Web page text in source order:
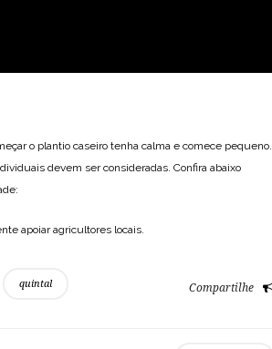
o plantio caseiro tenha calma e comece pequeno.
devem ser consideradas. Confira abaixo
apoiar agricultores locais.
quintal Compartilhe